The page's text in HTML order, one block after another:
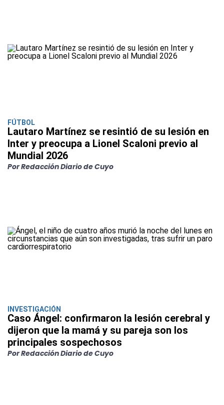
FÚTBOL
Lautaro Martínez se resintió de su lesión en
Inter y preocupa a Lionel Scaloni previo al
Mundial 2026
Por Redacción Diario de Cuyo
INVESTIGACIÓN
Caso Ángel: confirmaron la lesión cerebral y
dijeron que la mamá y su pareja son los
principales sospechosos
Por Redacción Diario de Cuyo